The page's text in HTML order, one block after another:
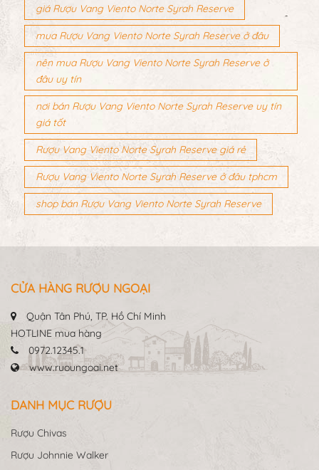
giá Rượu Vang Viento Norte Syrah Reserve
mua Rượu Vang Viento Norte Syrah Reserve ở đâu
nên mua Rượu Vang Viento Norte Syrah Reserve ở
đâu uy tín
nơi bán Rượu Vang Viento Norte Syrah Reserve uy tín
giá tốt
Rượu Vang Viento Norte Syrah Reserve giá rẻ
Rượu Vang Viento Norte Syrah Reserve ở đâu tphcm
shop bán Rượu Vang Viento Norte Syrah Reserve
CỬA HÀNG RƯỢU NGOẠI
Quận Tân Phú, TP. Hồ Chí Minh
HOTLINE mua hàng
0972.12345.1
www.ruoungoai.net
DANH MỤC RƯỢU
Rượu Chivas
Rượu Johnnie Walker